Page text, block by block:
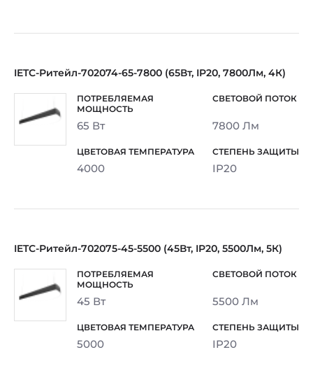
IETC-Ритейл-702074-65-7800 (65Вт, IP20, 7800Лм, 4К)
65 Вт 7800 Лм
4000 IP20
IETC-Ритейл-702075-45-5500 (45Вт, IP20, 5500Лм, 5К)
45 Вт 5500 Лм
5000 IP20